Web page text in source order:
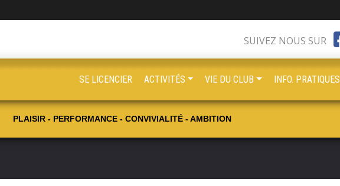
PLAISIR - PERFORMANCE - CONVIVIALITÉ - AMBITION
SUIVEZ NOUS SUR
SE LICENCIER ACTIVITÉS VIE DU CLUB INFO. PRATIQUES